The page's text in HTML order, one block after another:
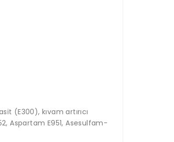
(E300), kıvam artırıcı
Aspartam E951, Asesulfam-